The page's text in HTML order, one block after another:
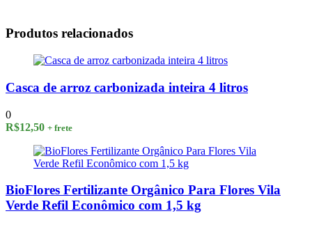
Produtos relacionados
Casca de arroz carbonizada inteira 4 litros
0
R$12,50 + frete
BioFlores Fertilizante Orgânico Para Flores Vila
Verde Refil Econômico com 1,5 kg